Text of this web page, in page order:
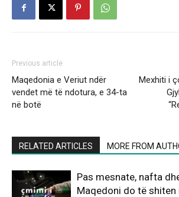
Previous article
Maqedonia e Veriut ndër
vendet më të ndotura, e 34-ta
në botë
Mexhiti i
RELATED ARTICLES MORE FROM
Pas mesnate, nafta
Maqedoni do të